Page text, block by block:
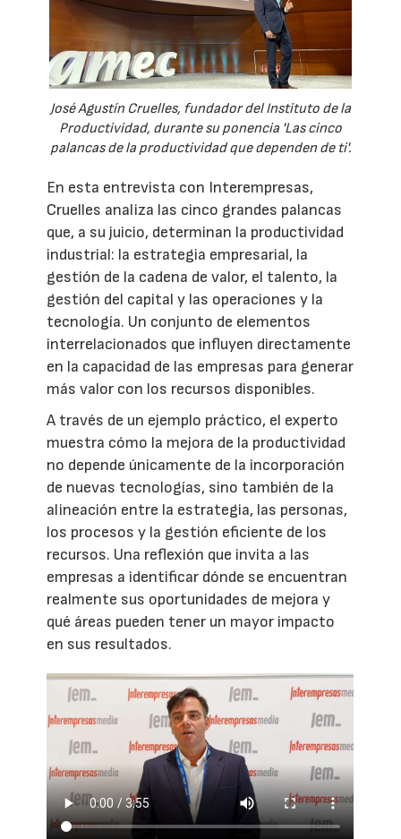
José Agustín Cruelles, fundador del Instituto de la
Productividad, durante su ponencia 'Las cinco
palancas de la productividad que dependen de ti'.
En esta entrevista con Interempresas,
Cruelles analiza las cinco grandes palancas
que, a su juicio, determinan la productividad
industrial: la estrategia empresarial, la
gestión de la cadena de valor, el talento, la
gestión del capital y las operaciones y la
tecnología. Un conjunto de elementos
interrelacionados que influyen directamente
en la capacidad de las empresas para generar
más valor con los recursos disponibles.
A través de un ejemplo práctico, el experto
muestra cómo la mejora de la productividad
no depende únicamente de la incorporación
de nuevas tecnologías, sino también de la
alineación entre la estrategia, las personas,
los procesos y la gestión eficiente de los
recursos. Una reflexión que invita a las
empresas a identificar dónde se encuentran
realmente sus oportunidades de mejora y
qué áreas pueden tener un mayor impacto
en sus resultados.